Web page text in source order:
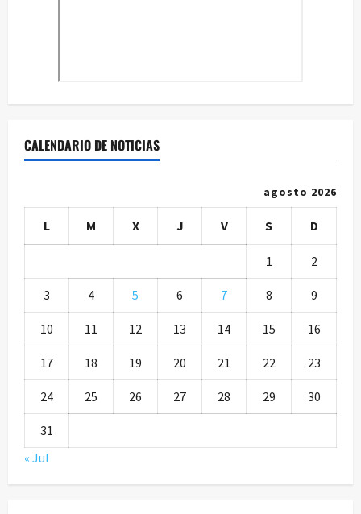
CALENDARIO DE NOTICIAS
agosto 2026
L M X J V S D
1 2
3 4 5 6 7 8 9
10 11 12 13 14 15 16
17 18 19 20 21 22 23
24 25 26 27 28 29 30
31
« Jul